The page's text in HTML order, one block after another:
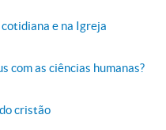
e na Igreja
com as ciências humanas?
cristão